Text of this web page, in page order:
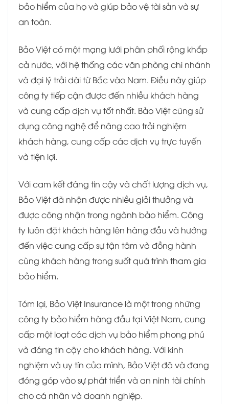
bảo hiểm của họ và giúp bảo vệ tài sản và sự
an toàn.
Bảo Việt có một mạng lưới phân phối rộng khắp
cả nước, với hệ thống các văn phòng chi nhánh
và đại lý trải dài từ Bắc vào Nam. Điều này giúp
công ty tiếp cận được đến nhiều khách hàng
và cung cấp dịch vụ tốt nhất. Bảo Việt cũng sử
dụng công nghệ để nâng cao trải nghiệm
khách hàng, cung cấp các dịch vụ trực tuyến
và tiện lợi.
Với cam kết đáng tin cậy và chất lượng dịch vụ,
Bảo Việt đã nhận được nhiều giải thưởng và
được công nhận trong ngành bảo hiểm. Công
ty luôn đặt khách hàng lên hàng đầu và hướng
đến việc cung cấp sự tận tâm và đồng hành
cùng khách hàng trong suốt quá trình tham gia
bảo hiểm.
Tóm lại, Bảo Việt Insurance là một trong những
công ty bảo hiểm hàng đầu tại Việt Nam, cung
cấp một loạt các dịch vụ bảo hiểm phong phú
và đáng tin cậy cho khách hàng. Với kinh
nghiệm và uy tín của mình, Bảo Việt đã và đang
đóng góp vào sự phát triển và an ninh tài chính
cho cá nhân và doanh nghiệp.